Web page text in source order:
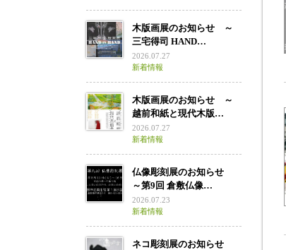
木版画展のお知らせ ～
三宅得司 HAND…
2026.07.27
新着情報
木版画展のお知らせ ～
越前和紙と現代木版…
2026.07.27
新着情報
仏像彫刻展のお知らせ
～第9回 倉敷仏像…
2026.07.23
新着情報
ネコ彫刻展のお知らせ